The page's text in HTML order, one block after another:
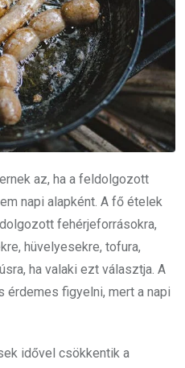
az, ha a feldolgozott
napi alapként. A fő ételek
fehérjeforrásokra,
hüvelyesekre, tofura,
ha valaki ezt választja. A
érdemes figyelni, mert a napi
idővel csökkentik a